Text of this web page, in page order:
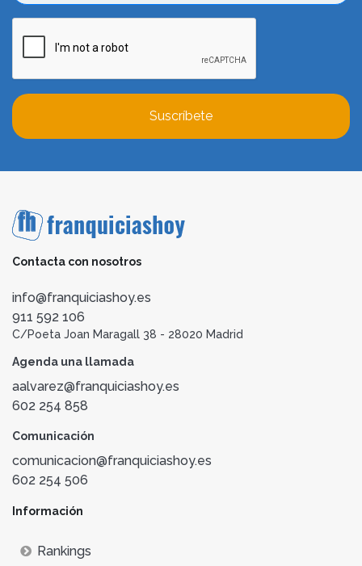
Suscríbete
Contacta con nosotros
info@franquiciashoy.es
911 592 106
C/Poeta Joan Maragall 38 - 28020 Madrid
Agenda una llamada
aalvarez@franquiciashoy.es
602 254 858
Comunicación
comunicacion@franquiciashoy.es
602 254 506
Información
Rankings